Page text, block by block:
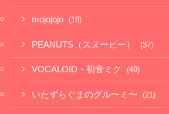
mojojojo (18)
PEANUTS（スヌーピー） (37)
VOCALOID・初音ミク (49)
いたずらぐまのグル〜ミ〜 (21)